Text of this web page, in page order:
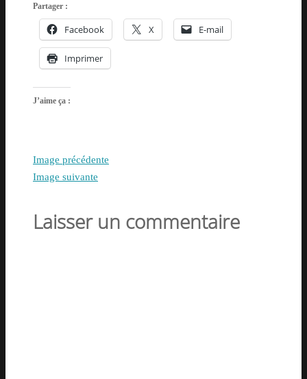
Partager :
Facebook X E-mail
Imprimer
J’aime ça :
Image précédente
Image suivante
Laisser un commentaire